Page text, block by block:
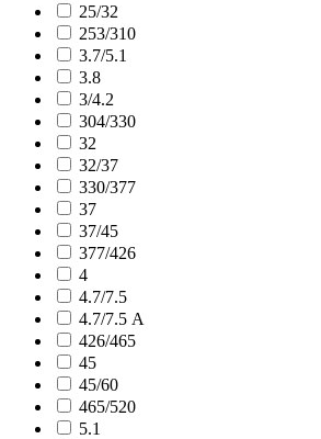
25/32
253/310
3.7/5.1
3.8
3/4.2
304/330
32
32/37
330/377
37
37/45
377/426
4
4.7/7.5
4.7/7.5 А
426/465
45
45/60
465/520
5.1